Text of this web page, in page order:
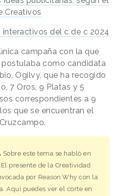
Creativos
del c de c 2024
campaña con la que
como candidata
Ogilvy, que ha recogido
7 Oros, 9 Platas y 5
correspondientes a 9
que se encuentran el
Sobre este tema se habló en
presente de la Creatividad
por Reason Why con la
Aquí puedes ver el corte en